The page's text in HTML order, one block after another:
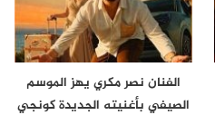
الفنان نصر مكري يهز الموسم
الصيفي بأغنيته الجديدة كونجي